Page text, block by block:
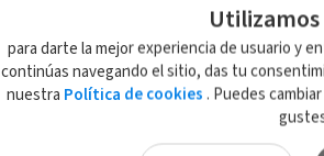
para darte la mejor experiencia de usuario y
continúas navegando el sitio, das tu
nuestra Política de cookies . Puedes